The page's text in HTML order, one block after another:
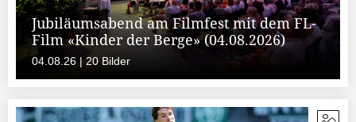
Jubiläumsabend am Filmfest mit dem FL-
Film «Kinder der Berge» (04.08.2026)
04.08.26 | 20 Bilder